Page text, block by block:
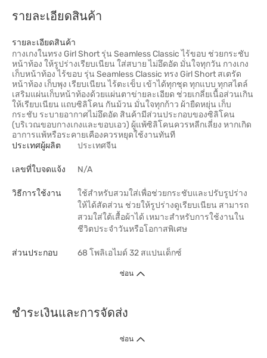
รายละเอียดสินค้า
รายละเอียดสินค้า
กางเกงในทรง Girl Short รุ่น Seamless Classic ไร้ขอบ ช่วยกระชับ
หน้าท้อง ให้รูปร่างเรียบเนียน ใส่สบาย ไม่อึดอัด มั่นใจทุกวัน กางเกง
เก็บหน้าท้อง ไร้ขอบ รุ่น Seamless Classic ทรง Girl Short สเตรัด
หน้าท้อง เก็บพุง เรียบเนียน ไร้ตะเข็บ เข้าได้ทุกชุด ทุกแบบ ทุกสไตล์
เสริมแผ่นเก็บหน้าท้องด้วยแผ่นตาข่ายละเอียด ช่วยเกลี่ยเนื้อส่วนเกิน
ให้เรียบเนียน แถบซิลิโคน กันม้วน มั่นใจทุกก้าว ผ้ายืดหยุ่น เก็บ
กระชับ ระบายอากาศไม่อึดอัด สินค้ามีส่วนประกอบของซิลิโคน
(บริเวณขอบกางเกงและขอบเอว) ผู้แพ้ซิลิโคนควรหลีกเลี่ยง หากเกิด
อาการแพ้หรือระคายเคืองควรหยุดใช้งานทันที
ประเทศผู้ผลิต
ประเทศจีน
เลขที่ใบจดแจ้ง N/A
วิธีการใช้งาน
ใช้สำหรับสวมใส่เพื่อช่วยกระชับและปรับรูปร่าง
ให้ได้สัดส่วน ช่วยให้รูปร่างดูเรียบเนียน สามารถ
สวมใส่ใต้เสื้อผ้าได้ เหมาะสำหรับการใช้งานใน
ชีวิตประจำวันหรือโอกาสพิเศษ
ส่วนประกอบ 68 โพลิเอไมด์ 32 สแปนเด็กซ์
ซ่อน
ชำระเงินและการจัดส่ง
ซ่อน